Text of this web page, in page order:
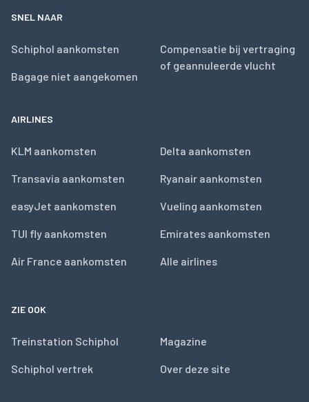
SNEL NAAR
Schiphol aankomsten
Bagage niet aangekomen
Compensatie bij vertraging
of geannuleerde vlucht
AIRLINES
KLM aankomsten
Transavia aankomsten
easyJet aankomsten
TUI fly aankomsten
Air France aankomsten
Delta aankomsten
Ryanair aankomsten
Vueling aankomsten
Emirates aankomsten
Alle airlines
ZIE OOK
Treinstation Schiphol
Schiphol vertrek
Magazine
Over deze site